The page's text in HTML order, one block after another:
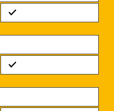
Standard
Standard